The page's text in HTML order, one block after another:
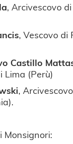
, Arcivescovo
, Vescovo di
Castillo
Lima (Perù)
,
Monsignori: